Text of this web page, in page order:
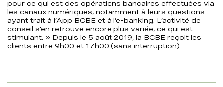
pour ce qui est des opérations bancaires effectuées via
les canaux numériques, notamment à leurs questions
ayant trait à l’App BCBE et à l’e-banking. L’activité de
conseil s’en retrouve encore plus variée, ce qui est
stimulant. » Depuis le 5 août 2019, la BCBE reçoit les
clients entre 9h00 et 17h00 (sans interruption).